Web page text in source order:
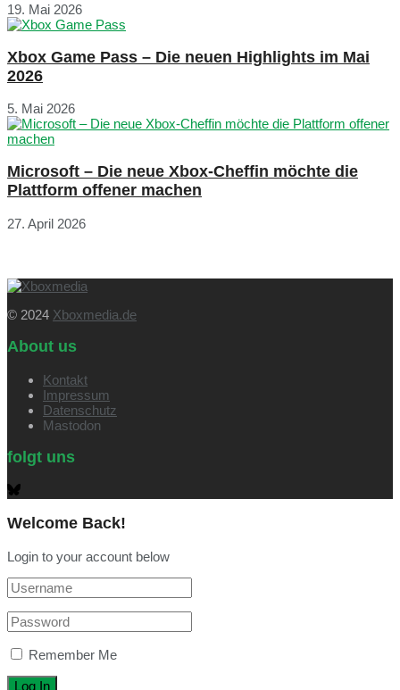
19. Mai 2026
Xbox Game Pass – Die neuen Highlights im Mai
2026
5. Mai 2026
Microsoft – Die neue Xbox-Cheffin möchte die
Plattform offener machen
27. April 2026
© 2024 Xboxmedia.de
About us
Kontakt
Impressum
Datenschutz
Mastodon
folgt uns
Welcome Back!
Login to your account below
Remember Me